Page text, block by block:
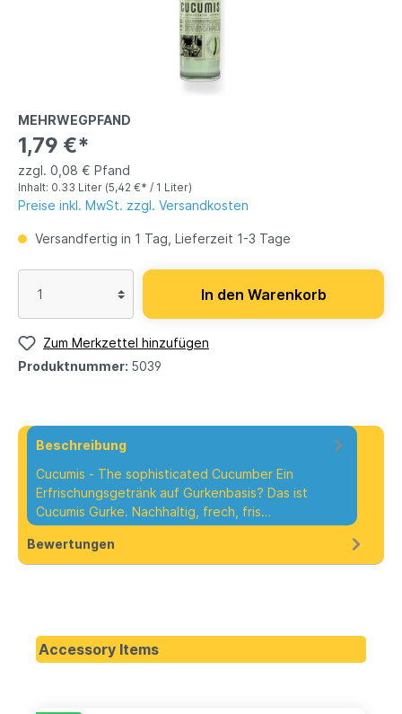
MEHRWEGPFAND
1,79 €*
zzgl. 0,08 € Pfand
Inhalt: 0.33 Liter (5,42 €* / 1 Liter)
Preise inkl. MwSt. zzgl. Versandkosten
Versandfertig in 1 Tag, Lieferzeit 1-3 Tage
In den Warenkorb
Zum Merkzettel hinzufügen
Produktnummer: 5039
Beschreibung
Cucumis - The sophisticated Cucumber Ein
Erfrischungsgetränk auf Gurkenbasis? Das ist
Cucumis Gurke. Nachhaltig, frech, fris…
Bewertungen
Accessory Items